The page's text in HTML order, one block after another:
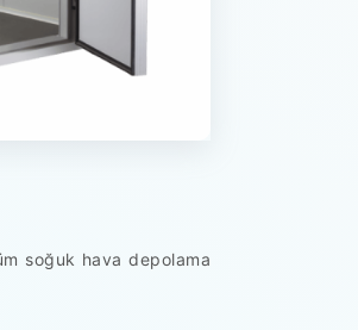
soğuk hava depolama